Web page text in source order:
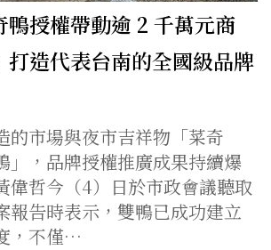
鴨授權帶動逾 2 千萬元商
打造代表台南的全國級品牌
的市場與夜市吉祥物「菜奇
」，品牌授權推廣成果持續爆
偉哲今（4）日於市政會議聽取
報告時表示，雙鴨已成功建立
，不僅…